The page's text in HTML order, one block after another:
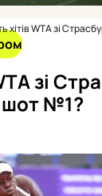
хітів WTA зі
зі
шот №1?